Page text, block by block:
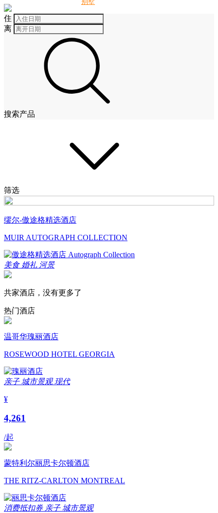
住
离
搜索产品
筛选
缪尔-傲途格精选酒店
MUIR AUTOGRAPH COLLECTION
美食 婚礼 河景
共家酒店，没有更多了
热门酒店
温哥华瑰丽酒店
ROSEWOOD HOTEL GEORGIA
亲子 城市景观 现代
¥
4,261
/起
蒙特利尔丽思卡尔顿酒店
THE RITZ-CARLTON MONTREAL
消费抵扣券 亲子 城市景观